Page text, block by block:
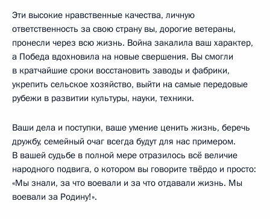
Эти высокие нравственные качества, личную
ответственность за свою страну вы, дорогие ветераны,
пронесли через всю жизнь. Война закалила ваш характер,
а Победа вдохновила на новые свершения. Вы смогли
в кратчайшие сроки восстановить заводы и фабрики,
укрепить сельское хозяйство, выйти на самые передовые
рубежи в развитии культуры, науки, техники.
Ваши дела и поступки, ваше умение ценить жизнь, беречь
дружбу, семейный очаг всегда будут для нас примером.
В вашей судьбе в полной мере отразилось всё величие
народного подвига, о котором вы говорите твёрдо и просто:
«Мы знали, за что воевали и за что отдавали жизнь. Мы
воевали за Родину!».